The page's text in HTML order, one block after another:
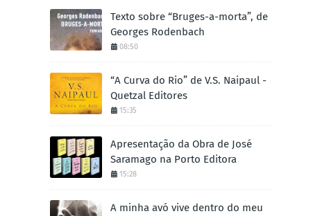
Texto sobre “Bruges-a-morta”, de
Georges Rodenbach
08:50
“A Curva do Rio” de V.S. Naipaul -
Quetzal Editores
15:35
Apresentação da Obra de José
Saramago na Porto Editora
15:28
A minha avó vive dentro do meu